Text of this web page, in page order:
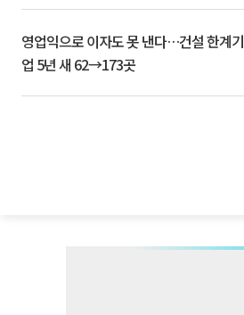
영업익으로 이자도 못 낸다…건설 한계기
업 5년 새 62→173곳